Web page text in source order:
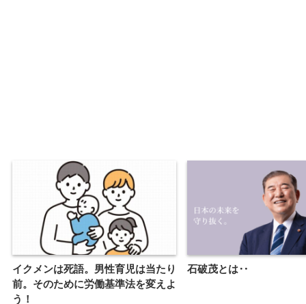
イクメンは死語。男性育児は当たり
前。そのために労働基準法を変えよ
う！
石破茂とは‥